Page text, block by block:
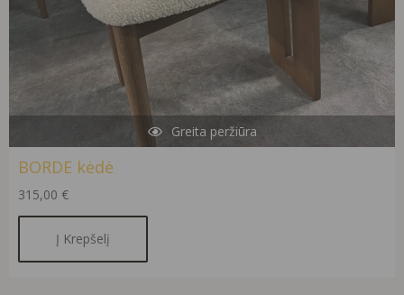
Greita peržiūra
BORDE kėdė
315,00 €
Į Krepšelį